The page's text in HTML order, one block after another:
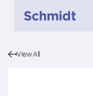
View All